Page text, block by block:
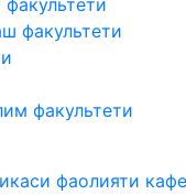
факультети
факультети
фаолияти